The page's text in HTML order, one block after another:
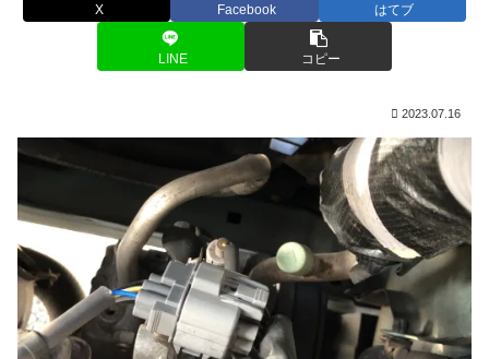
X Facebook はてブ
LINE コピー
2023.07.16